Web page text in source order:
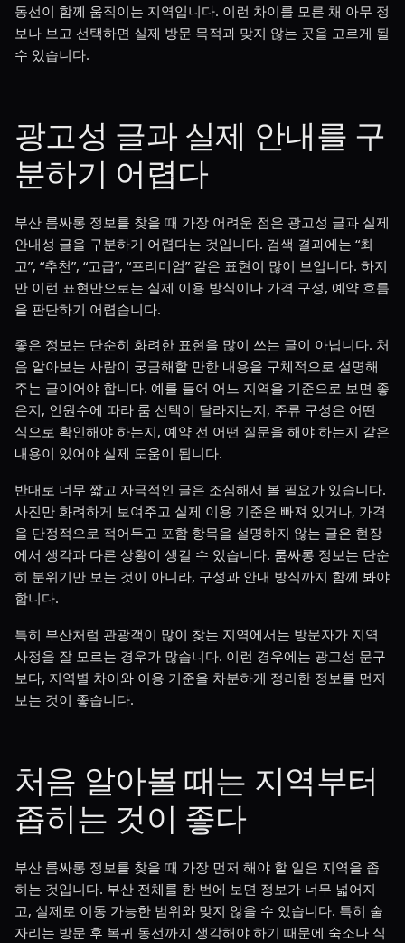
동선이 함께 움직이는 지역입니다. 이런 차이를 모른 채 아무 정
보나 보고 선택하면 실제 방문 목적과 맞지 않는 곳을 고르게 될
수 있습니다.
광고성 글과 실제 안내를 구
분하기 어렵다
부산 룸싸롱 정보를 찾을 때 가장 어려운 점은 광고성 글과 실제
안내성 글을 구분하기 어렵다는 것입니다. 검색 결과에는 “최
고”, “추천”, “고급”, “프리미엄” 같은 표현이 많이 보입니다. 하지
만 이런 표현만으로는 실제 이용 방식이나 가격 구성, 예약 흐름
을 판단하기 어렵습니다.
좋은 정보는 단순히 화려한 표현을 많이 쓰는 글이 아닙니다. 처
음 알아보는 사람이 궁금해할 만한 내용을 구체적으로 설명해
주는 글이어야 합니다. 예를 들어 어느 지역을 기준으로 보면 좋
은지, 인원수에 따라 룸 선택이 달라지는지, 주류 구성은 어떤
식으로 확인해야 하는지, 예약 전 어떤 질문을 해야 하는지 같은
내용이 있어야 실제 도움이 됩니다.
반대로 너무 짧고 자극적인 글은 조심해서 볼 필요가 있습니다.
사진만 화려하게 보여주고 실제 이용 기준은 빠져 있거나, 가격
을 단정적으로 적어두고 포함 항목을 설명하지 않는 글은 현장
에서 생각과 다른 상황이 생길 수 있습니다. 룸싸롱 정보는 단순
히 분위기만 보는 것이 아니라, 구성과 안내 방식까지 함께 봐야
합니다.
특히 부산처럼 관광객이 많이 찾는 지역에서는 방문자가 지역
사정을 잘 모르는 경우가 많습니다. 이런 경우에는 광고성 문구
보다, 지역별 차이와 이용 기준을 차분하게 정리한 정보를 먼저
보는 것이 좋습니다.
처음 알아볼 때는 지역부터
좁히는 것이 좋다
부산 룸싸롱 정보를 찾을 때 가장 먼저 해야 할 일은 지역을 좁
히는 것입니다. 부산 전체를 한 번에 보면 정보가 너무 넓어지
고, 실제로 이동 가능한 범위와 맞지 않을 수 있습니다. 특히 술
자리는 방문 후 복귀 동선까지 생각해야 하기 때문에 숙소나 식